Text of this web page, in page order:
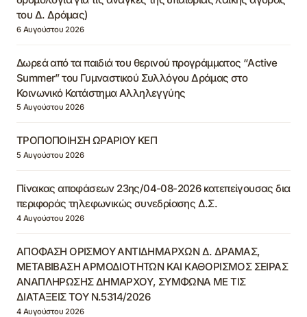
του Δ. Δράμας)
6 Αυγούστου 2026
Δωρεά από τα παιδιά του θερινού προγράμματος “Active
Summer” του Γυμναστικού Συλλόγου Δράμας στο
Κοινωνικό Κατάστημα Αλληλεγγύης
5 Αυγούστου 2026
ΤΡΟΠΟΠΟΙΗΣΗ ΩΡΑΡΙΟΥ ΚΕΠ
5 Αυγούστου 2026
Πίνακας αποφάσεων 23ης/04-08-2026 κατεπείγουσας δια
περιφοράς τηλεφωνικώς συνεδρίασης Δ.Σ.
4 Αυγούστου 2026
ΑΠΟΦΑΣΗ ΟΡΙΣΜΟΥ ΑΝΤΙΔΗΜΑΡΧΩΝ Δ. ΔΡΑΜΑΣ,
ΜΕΤΑΒΙΒΑΣΗ ΑΡΜΟΔΙΟΤΗΤΩΝ ΚΑΙ ΚΑΘΟΡΙΣΜΟΣ ΣΕΙΡΑΣ
ΑΝΑΠΛΗΡΩΣΗΣ ΔΗΜΑΡΧΟΥ, ΣΥΜΦΩΝΑ ΜΕ ΤΙΣ
ΔΙΑΤΑΞΕΙΣ ΤΟΥ Ν.5314/2026
4 Αυγούστου 2026